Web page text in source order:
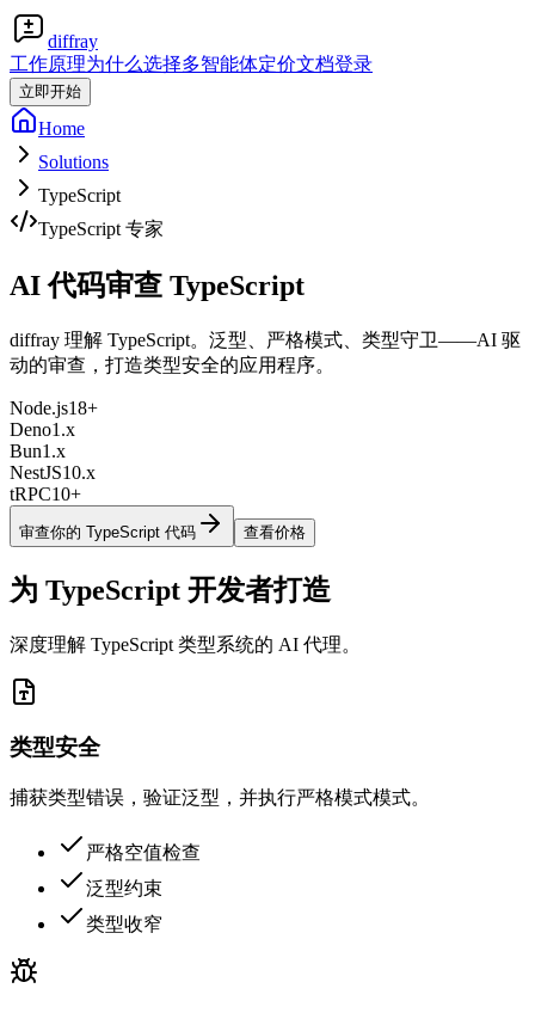
diffray
工作原理为什么选择多智能体定价文档登录
立即开始
Home
Solutions
TypeScript
TypeScript 专家
AI 代码审查 TypeScript
diffray 理解 TypeScript。泛型、严格模式、类型守卫——AI 驱
动的审查，打造类型安全的应用程序。
Node.js18+
Deno1.x
Bun1.x
NestJS10.x
tRPC10+
审查你的 TypeScript 代码 查看价格
为 TypeScript 开发者打造
深度理解 TypeScript 类型系统的 AI 代理。
类型安全
捕获类型错误，验证泛型，并执行严格模式模式。
严格空值检查
泛型约束
类型收窄